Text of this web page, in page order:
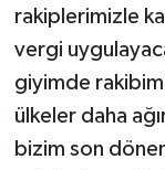
rakiplerimizle
vergi
giyimde
ülkeler daha
bizim son